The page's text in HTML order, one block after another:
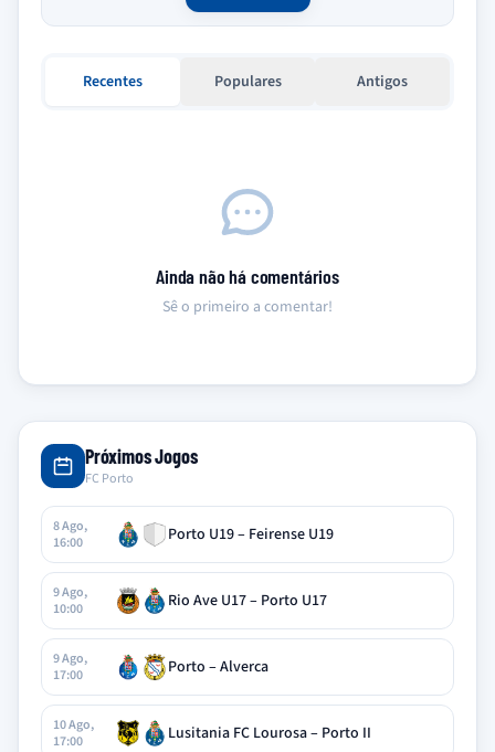
Recentes Populares Antigos
Ainda não há comentários
Sê o primeiro a comentar!
Próximos Jogos
FC Porto
8 Ago,
16:00
Porto U19 – Feirense U19
9 Ago,
10:00
Rio Ave U17 – Porto U17
9 Ago,
17:00
Porto – Alverca
10 Ago,
17:00
Lusitania FC Lourosa – Porto II